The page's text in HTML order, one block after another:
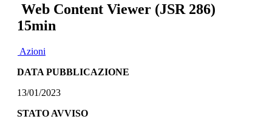
Web Content Viewer (JSR 286)
15min
Azioni
DATA PUBBLICAZIONE
13/01/2023
STATO AVVISO